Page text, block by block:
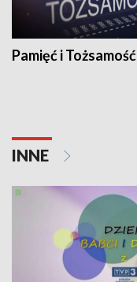
Pamięć i Tożsamość
INNE